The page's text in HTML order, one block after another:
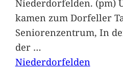
Niederdorfelden. (pm)
kamen zum Dorfeller
Seniorenzentrum, In
der …
Niederdorfelden